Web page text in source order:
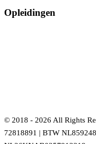
Opleidingen
© 2018 - 2026 All Rights
72818891 | BTW